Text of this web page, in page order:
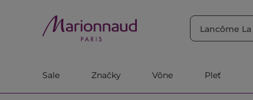
Sale Značky Vône Pleť